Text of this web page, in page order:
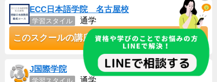
ECC日本語学院 名古屋校
学習スタイル 通学
このスクールの講座を見てみる
J国際学院
通学